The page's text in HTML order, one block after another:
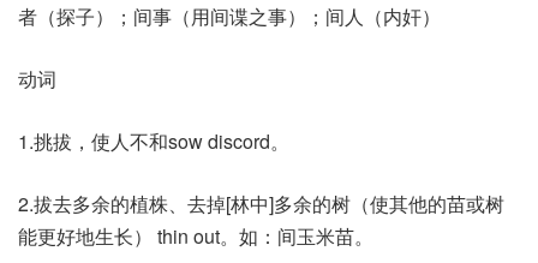
者（探子）；间事（用间谍之事）；间人（内奸）
动词
1.挑拔，使人不和sow discord。
2.拔去多余的植株、去掉[林中]多余的树（使其他的苗或树
能更好地生长） thin out。如：间玉米苗。